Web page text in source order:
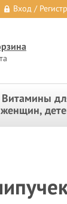
Вход /
Витамины
женщин,